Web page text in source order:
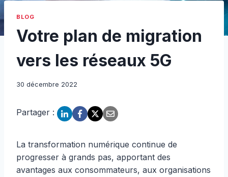
BLOG
Votre plan de migration
vers les réseaux 5G
30 décembre 2022
Partager :
La transformation numérique continue de
progresser à grands pas, apportant des
avantages aux consommateurs, aux organisations